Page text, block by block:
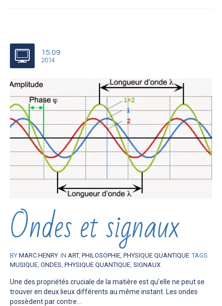
15.09
2014
Ondes et signaux
BY MARC HENRY IN ART, PHILOSOPHIE PHYSIQUE QUANTIQUE TAGS
MUSIQUE ONDES PHYSIQUE QUANTIQUE SIGNAUX
Une des propriétés cruciale de la matière est qu’elle ne peut se
trouver en deux lieux différents au même instant. Les ondes
possèdent par contre...